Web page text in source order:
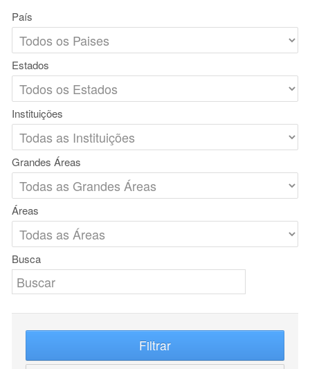
País
Estados
Instituições
Grandes Áreas
Áreas
Busca
Filtrar